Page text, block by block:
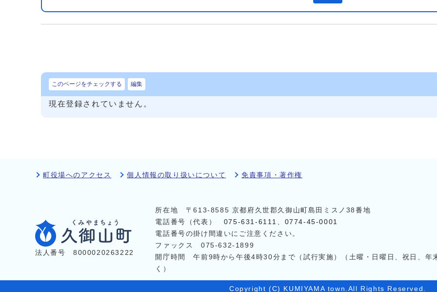
このページをチェックする 編集
現在登録されていません。
町役場へのアクセス 個人情報の取り扱いについて 免責事項・著作権
法人番号 8000020263222
所在地 〒613-8585 京都府久世郡久御山町島田ミスノ38番地
電話番号（代表） 075-631-6111
0774-45-0001
電話番号の掛け間違いにご注意ください。
ファックス 075-632-1899
開庁時間 午前9時から午後4時30分まで（試行実施）（土曜・日曜日、祝日、年
く）
Copyright (C) KUMIYAMA town.All Rights Reserved.